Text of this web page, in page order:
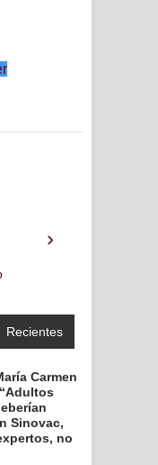
›
Recientes
Carmen
Sinovac,
no